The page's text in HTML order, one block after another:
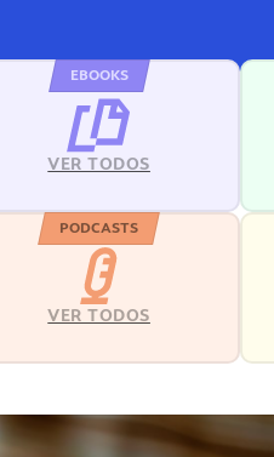
EBOOKS
VER TODOS
PODCASTS
VER TODOS